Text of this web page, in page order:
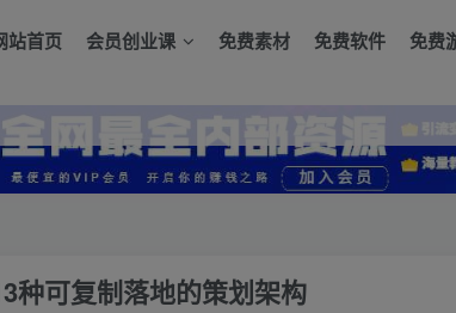
站首页 会员创业课 免费素材 免费软件 免费
种可复制落地的策划架构